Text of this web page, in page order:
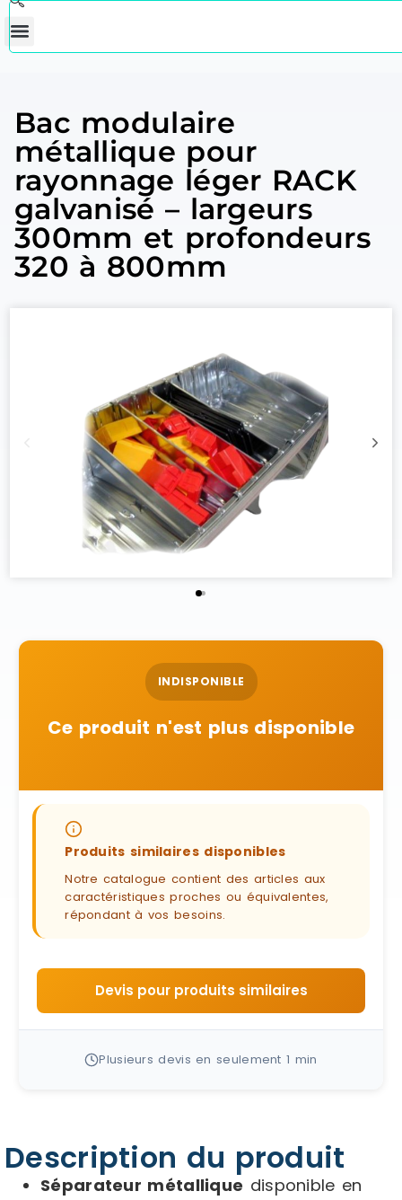
Bac modulaire
métallique pour
rayonnage léger RACK
galvanisé – largeurs
300mm et profondeurs
320 à 800mm
INDISPONIBLE
Ce produit n'est plus disponible
Produits similaires disponibles
Notre catalogue contient des articles aux
caractéristiques proches ou équivalentes,
répondant à vos besoins.
Devis pour produits similaires
Plusieurs devis en seulement 1 min
Description du produit
Séparateur métallique disponible en